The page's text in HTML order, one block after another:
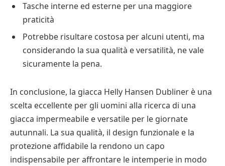
Tasche interne ed esterne per una maggiore
praticità
Potrebbe risultare costosa per alcuni utenti, ma
considerando la sua qualità e versatilità, ne vale
sicuramente la pena.
In conclusione, la giacca Helly Hansen Dubliner è una
scelta eccellente per gli uomini alla ricerca di una
giacca impermeabile e versatile per le giornate
autunnali. La sua qualità, il design funzionale e la
protezione affidabile la rendono un capo
indispensabile per affrontare le intemperie in modo